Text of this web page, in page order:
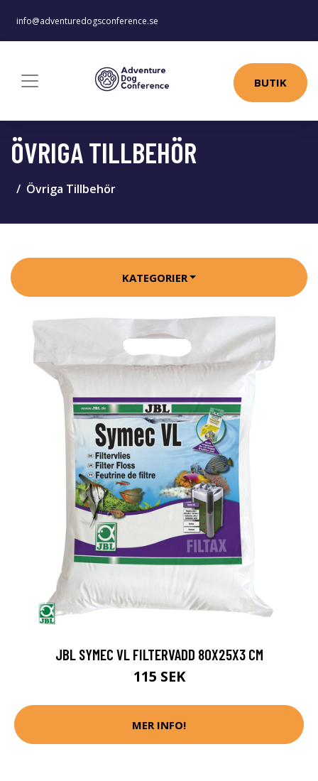
info@adventuredogsconference.se
BUTIK
ÖVRIGA TILLBEHÖR
Övriga Tillbehör
KATEGORIER
JBL SYMEC VL FILTERVADD 80X25X3 CM
115 SEK
MER INFO!